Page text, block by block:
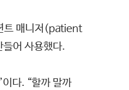
트 매니저(patient
어 사용했다.
다. “할까 말까